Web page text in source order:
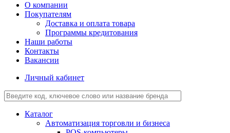
О компании
Покупателям
Доставка и оплата товара
Программы кредитования
Наши работы
Контакты
Вакансии
Личный кабинет
Каталог
Автоматизация торговли и бизнеса